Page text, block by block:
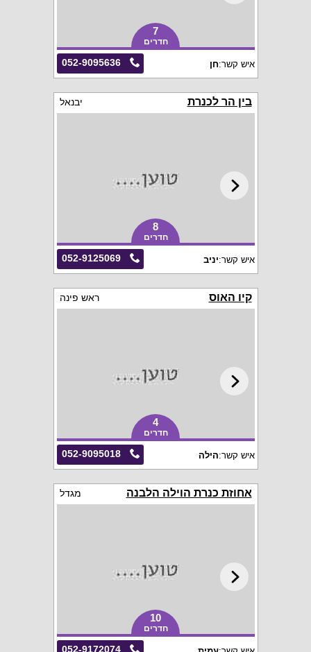
7
חדרים
052-9095636 איש קשר:חן
בין הר לכנרת יבנאל
8
חדרים
052-9125069 איש קשר:יניב
קיו האוס ראש פינה
4
חדרים
052-9095018 איש קשר:הילה
אחוזת כנרת הוילה הלבנה מגדל
10
חדרים
052-9172074